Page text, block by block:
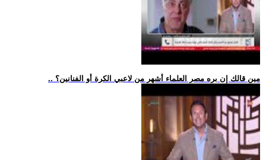
.. مين قالك إن بره مصر العلماء أشهر من لاعبي الكرة أو الفنانين؟